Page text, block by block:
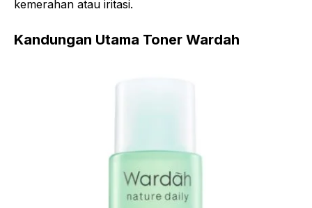
kemerahan atau iritasi.
Kandungan Utama Toner Wardah